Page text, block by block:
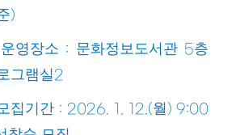
)
운영장소 : 문화정보도서관 5층
그램실2
집기간 : 2026. 1. 12.(월 ) 9:00